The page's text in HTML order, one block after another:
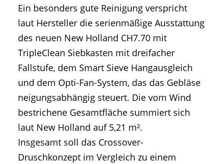
Ein besonders gute Reinigung verspricht
laut Hersteller die serienmäßige Ausstattung
des neuen New Holland CH7.70 mit
TripleClean Siebkasten mit dreifacher
Fallstufe, dem Smart Sieve Hangausgleich
und dem Opti-Fan-System, das das Gebläse
neigungsabhängig steuert. Die vom Wind
bestrichene Gesamtfläche summiert sich
laut New Holland auf 5,21 m².
Insgesamt soll das Crossover-
Druschkonzept im Vergleich zu einem